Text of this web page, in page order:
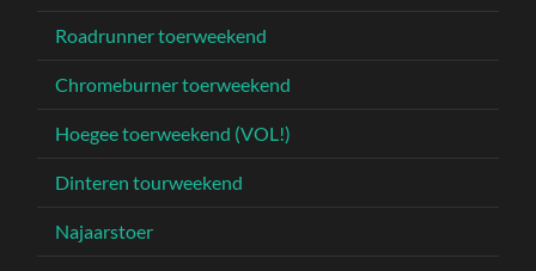
Roadrunner toerweekend
Chromeburner toerweekend
Hoegee toerweekend (VOL!)
Dinteren tourweekend
Najaarstoer